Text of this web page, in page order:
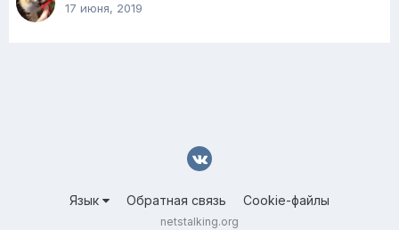
17 июня, 2019
Язык Обратная связь Cookie-файлы
netstalking.org